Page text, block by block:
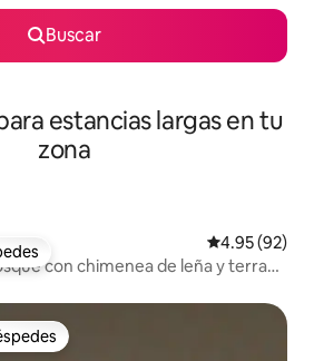
Buscar
estancias largas en tu
zona
Calificación
4.95 (92)
con chimenea de leña y terraza
entre huéspedes